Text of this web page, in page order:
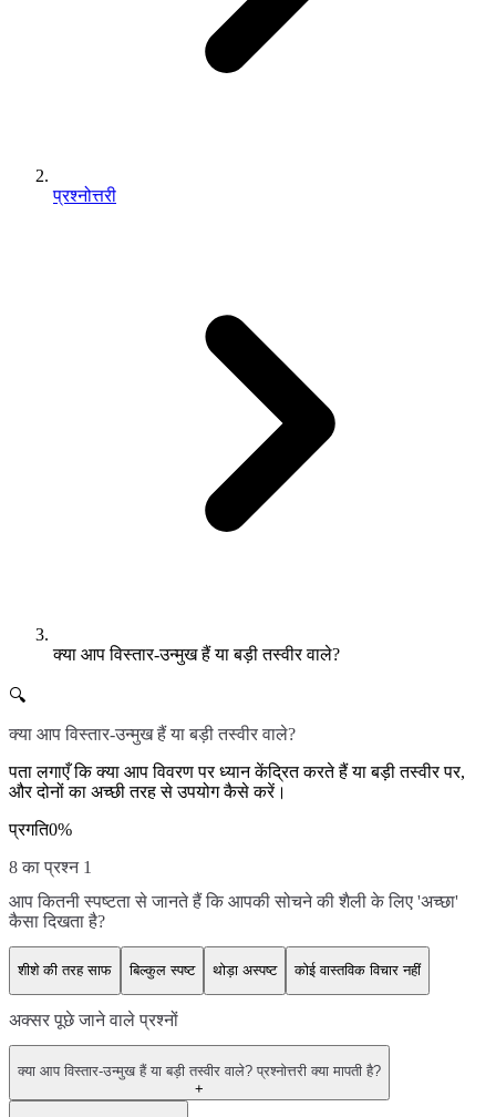
प्रश्नोत्तरी
क्या आप विस्तार-उन्मुख हैं या बड़ी तस्वीर वाले?
🔍
क्या आप विस्तार-उन्मुख हैं या बड़ी तस्वीर वाले?
पता लगाएँ कि क्या आप विवरण पर ध्यान केंद्रित करते हैं या बड़ी तस्वीर पर,
और दोनों का अच्छी तरह से उपयोग कैसे करें।
प्रगति0%
8 का प्रश्न 1
आप कितनी स्पष्टता से जानते हैं कि आपकी सोचने की शैली के लिए 'अच्छा'
कैसा दिखता है?
शीशे की तरह साफ बिल्कुल स्पष्ट थोड़ा अस्पष्ट कोई वास्तविक विचार नहीं
अक्सर पूछे जाने वाले प्रश्नों
क्या आप विस्तार-उन्मुख हैं या बड़ी तस्वीर वाले? प्रश्नोत्तरी क्या मापती है?
+